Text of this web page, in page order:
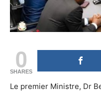
0
SHARES
Le premier Ministre, Dr